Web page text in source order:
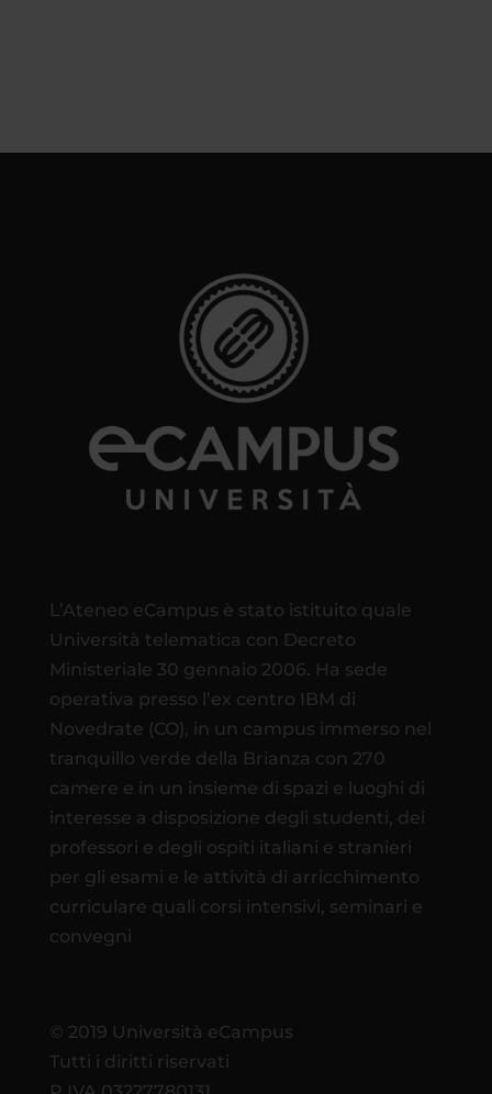
L’Ateneo eCampus è stato istituito quale
Università telematica con Decreto
Ministeriale 30 gennaio 2006. Ha sede
operativa presso l’ex centro IBM di
Novedrate (CO), in un campus immerso nel
tranquillo verde della Brianza con 270
camere e in un insieme di spazi e luoghi di
interesse a disposizione degli studenti, dei
professori e degli ospiti italiani e stranieri
per gli esami e le attività di arricchimento
curriculare quali corsi intensivi, seminari e
convegni
© 2019 Università eCampus
Tutti i diritti riservati